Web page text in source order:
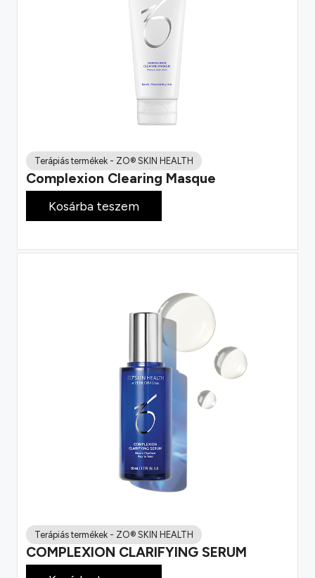
Terápiás termékek - ZO® SKIN HEALTH
Complexion Clearing Masque
Kosárba teszem
Terápiás termékek - ZO® SKIN HEALTH
COMPLEXION CLARIFYING SERUM